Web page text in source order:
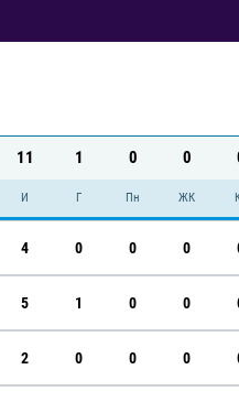
11 1 0 0
И Г Пн ЖК
4 0 0 0
5 1 0 0
2 0 0 0